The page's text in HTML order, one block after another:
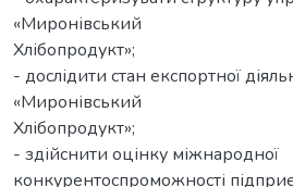
«Миронівський
Хлібопродукт»;
- дослідити стан експортної
«Миронівський
Хлібопродукт»;
- здійснити оцінку міжнародної
конкурентоспроможності